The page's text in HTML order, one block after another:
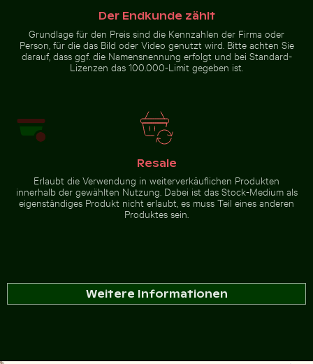
Der Endkunde zählt
Grundlage für den Preis sind die Kennzahlen der Firma oder
Person, für die das Bild oder Video genutzt wird. Bitte achten Sie
darauf, dass ggf. die Namensnennung erfolgt und bei Standard-
Lizenzen das 100.000-Limit gegeben ist.
Resale
Erlaubt die Verwendung in weiterverkäuflichen Produkten
innerhalb der gewählten Nutzung. Dabei ist das Stock-Medium als
eigenständiges Produkt nicht erlaubt, es muss Teil eines anderen
Produktes sein.
Weitere Informationen